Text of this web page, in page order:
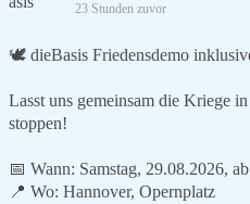
23 Stunden zuvor
🕊 dieBasis Friedensdemo
Lasst uns gemeinsam die Kriege
stoppen!
📅 Wann: Samstag, 29.08.2026,
📍 Wo: Hannover, Opernplatz